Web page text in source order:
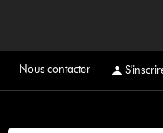
Nous contacter